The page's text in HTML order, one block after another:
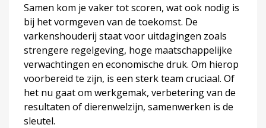
Samen kom je vaker tot scoren, wat ook nodig is
bij het vormgeven van de toekomst. De
varkenshouderij staat voor uitdagingen zoals
strengere regelgeving, hoge maatschappelijke
verwachtingen en economische druk. Om hierop
voorbereid te zijn, is een sterk team cruciaal. Of
het nu gaat om werkgemak, verbetering van de
resultaten of dierenwelzijn, samenwerken is de
sleutel.